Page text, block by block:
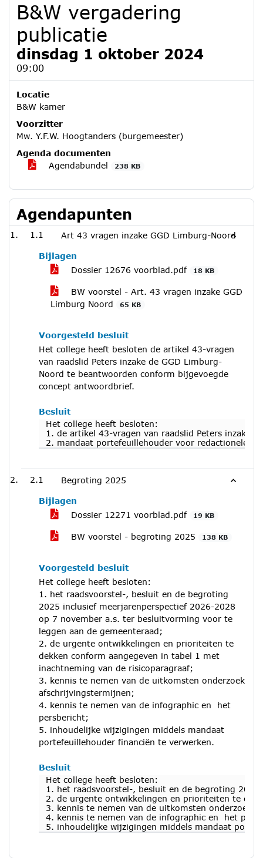
B&W vergadering
publicatie
dinsdag 1 oktober 2024
09:00
Locatie
B&W kamer
Voorzitter
Mw. Y.F.W. Hoogtanders (burgemeester)
Agenda documenten
Agendabundel
238 KB
Agendapunten
1.1 Art 43 vragen inzake GGD Limburg-Noord
Bijlagen
Dossier 12676 voorblad.pdf
18 KB
BW voorstel - Art. 43 vragen inzake GGD
Limburg Noord
65 KB
Voorgesteld besluit
Het college heeft besloten de artikel 43-vragen
van raadslid Peters inzake de GGD Limburg-
Noord te beantwoorden conform bijgevoegde
concept antwoordbrief.
Besluit
Het college heeft besloten:
1. de artikel 43-vragen van raadslid Peters inzake
2. mandaat portefeuillehouder voor redactionele
2.1 Begroting 2025
Bijlagen
Dossier 12271 voorblad.pdf
19 KB
BW voorstel - begroting 2025 138 KB
Voorgesteld besluit
Het college heeft besloten:
1. het raadsvoorstel-, besluit en de begroting
2025 inclusief meerjarenperspectief 2026-2028
op 7 november a.s. ter besluitvorming voor te
leggen aan de gemeenteraad;
2. de urgente ontwikkelingen en prioriteiten te
dekken conform aangegeven in tabel 1 met
inachtneming van de risicoparagraaf;
3. kennis te nemen van de uitkomsten onderzoek
afschrijvingstermijnen;
4. kennis te nemen van de infographic en het
persbericht;
5. inhoudelijke wijzigingen middels mandaat
portefeuillehouder financiën te verwerken.
Besluit
Het college heeft besloten:
1. het raadsvoorstel-, besluit en de begroting
2. de urgente ontwikkelingen en prioriteiten te
3. kennis te nemen van de uitkomsten onderzoek
4. kennis te nemen van de infographic en het
5. inhoudelijke wijzigingen middels mandaat